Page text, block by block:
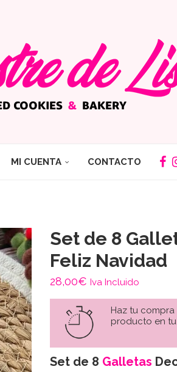
MI CUENTA CONTACTO
Set de 8
Feliz Navidad
28,00€ Iva Incluido
Haz tu
producto en
Set de 8 Galletas